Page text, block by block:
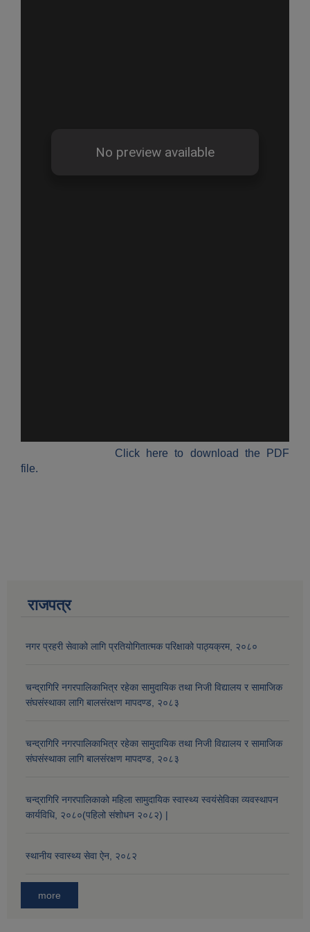
Click here to download the PDF
file.
राजपत्र
नगर प्रहरी सेवाको लागि प्रतियोगितात्मक परिक्षाको पाठ्यक्रम, २०८०
चन्द्रागिरि नगरपालिकाभित्र रहेका सामुदायिक तथा निजी विद्यालय र सामाजिक
संघसंस्थाका लागि बालसंरक्षण मापदण्ड, २०८३
चन्द्रागिरि नगरपालिकाभित्र रहेका सामुदायिक तथा निजी विद्यालय र सामाजिक
संघसंस्थाका लागि बालसंरक्षण मापदण्ड, २०८३
चन्द्रागिरि नगरपालिकाको महिला सामुदायिक स्वास्थ्य स्वयंसेविका व्यवस्थापन
कार्यविधि, २०८०(पहिलो संशोधन २०८२) |
स्थानीय स्वास्थ्य सेवा ऐन, २०८२
more